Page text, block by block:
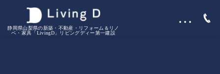
静岡県山梨県の新築・不動産・リフォーム＆リノ
ベ・家具「LivingD」リビングディー第一建設
…